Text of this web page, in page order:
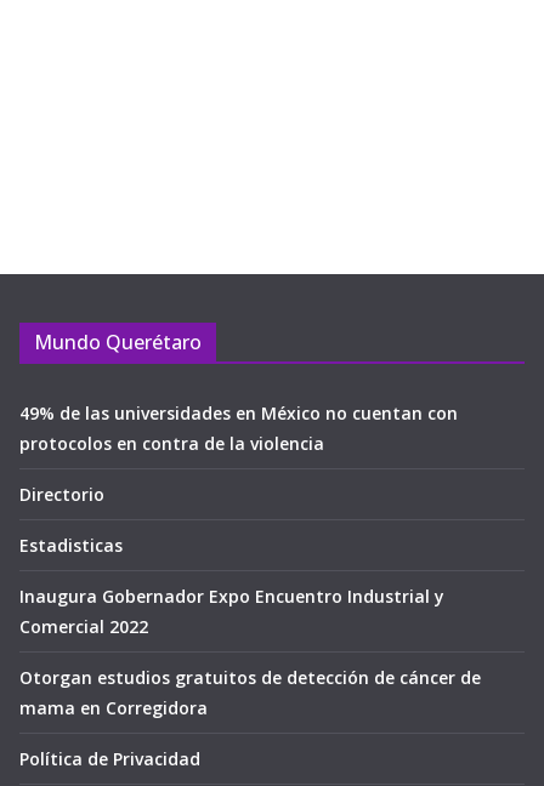
Mundo Querétaro
49% de las universidades en México no cuentan con
protocolos en contra de la violencia
Directorio
Estadisticas
Inaugura Gobernador Expo Encuentro Industrial y
Comercial 2022
Otorgan estudios gratuitos de detección de cáncer de
mama en Corregidora
Política de Privacidad